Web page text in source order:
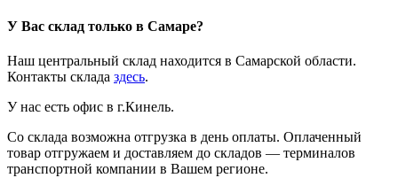
У Вас склад только в Самаре?
Наш центральный склад находится в Самарской области.
Контакты склада здесь.
У нас есть офис в г.Кинель.
Со склада возможна отгрузка в день оплаты. Оплаченный
товар отгружаем и доставляем до складов — терминалов
транспортной компании в Вашем регионе.